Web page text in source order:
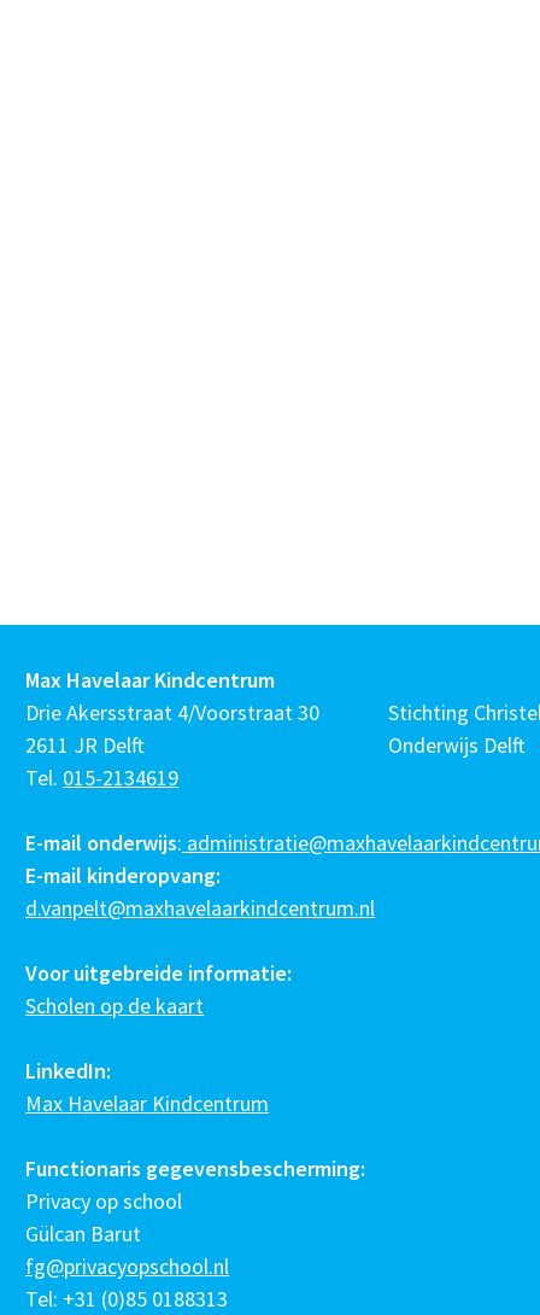
Max Havelaar Kindcentrum
Drie Akersstraat 4/Voorstraat 30
2611 JR Delft
Tel. 015-2134619
E-mail onderwijs:
E-mail kinderopvang:
d.vanpelt@maxhavelaarkindcentrum.nl
Voor uitgebreide informatie:
Scholen op de kaart
LinkedIn:
Max Havelaar Kindcentrum
Functionaris gegevensbescherming:
Privacy op school
Gülcan Barut
fg@privacyopschool.nl
Tel: +31 (0)85 0188313
Stichting
Onderwijs Delft